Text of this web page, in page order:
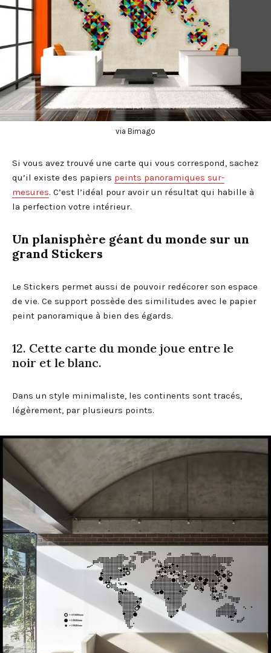
via Bimago
Si vous avez trouvé une carte qui vous correspond, sachez
qu’il existe des papiers peints panoramiques sur-
mesures. C’est l’idéal pour avoir un résultat qui habille à
la perfection votre intérieur.
Un planisphère géant du monde sur un
grand Stickers
Le Stickers permet aussi de pouvoir redécorer son espace
de vie. Ce support possède des similitudes avec le papier
peint panoramique à bien des égards.
12. Cette carte du monde joue entre le
noir et le blanc.
Dans un style minimaliste, les continents sont tracés,
légèrement, par plusieurs points.